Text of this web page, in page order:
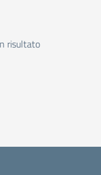
risultato